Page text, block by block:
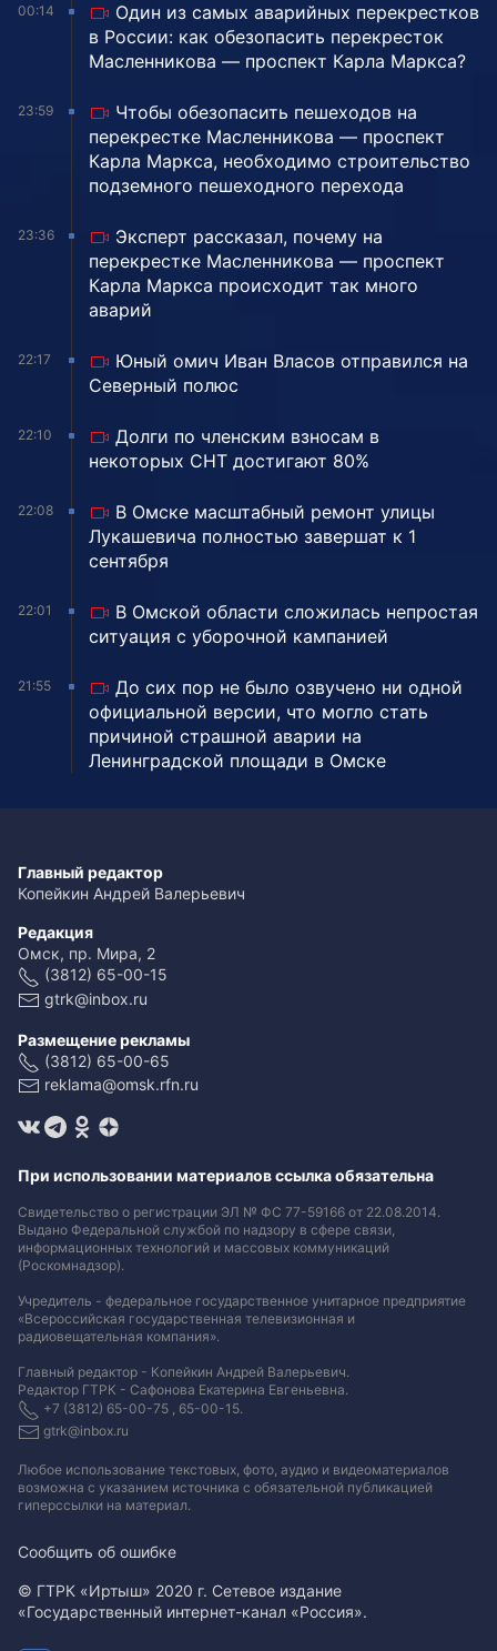
00:14
Один из самых аварийных перекрестков
в России: как обезопасить перекресток
Масленникова — проспект Карла Маркса?
23:59
Чтобы обезопасить пешеходов на
перекрестке Масленникова — проспект
Карла Маркса, необходимо строительство
подземного пешеходного перехода
23:36
Эксперт рассказал, почему на
перекрестке Масленникова — проспект
Карла Маркса происходит так много
аварий
22:17
Юный омич Иван Власов отправился на
Северный полюс
22:10
Долги по членским взносам в
некоторых СНТ достигают 80%
22:08
В Омске масштабный ремонт улицы
Лукашевича полностью завершат к 1
сентября
22:01
В Омской области сложилась непростая
ситуация с уборочной кампанией
21:55
До сих пор не было озвучено ни одной
официальной версии, что могло стать
причиной страшной аварии на
Ленинградской площади в Омске
Главный редактор
Копейкин Андрей Валерьевич
Редакция
Омск, пр. Мира, 2
(3812) 65-00-15
gtrk@inbox.ru
Размещение рекламы
(3812) 65-00-65
reklama@omsk.rfn.ru
При использовании материалов ссылка обязательна
Свидетельство о регистрации ЭЛ № ФС 77-59166 от 22.08.2014.
Выдано Федеральной службой по надзору в сфере связи,
информационных технологий и массовых коммуникаций
(Роскомнадзор).
Учредитель - федеральное государственное унитарное предприятие
«Всероссийская государственная телевизионная и
радиовещательная компания».
Главный редактор - Копейкин Андрей Валерьевич.
Редактор ГТРК - Сафонова Екатерина Евгеньевна.
+7 (3812) 65-00-75 , 65-00-15.
gtrk@inbox.ru
Любое использование текстовых, фото, аудио и видеоматериалов
возможна с указанием источника с обязательной публикацией
гиперссылки на материал.
Сообщить об ошибке
© ГТРК «Иртыш» 2020 г. Сетевое издание
«Государственный интернет-канал «Россия».